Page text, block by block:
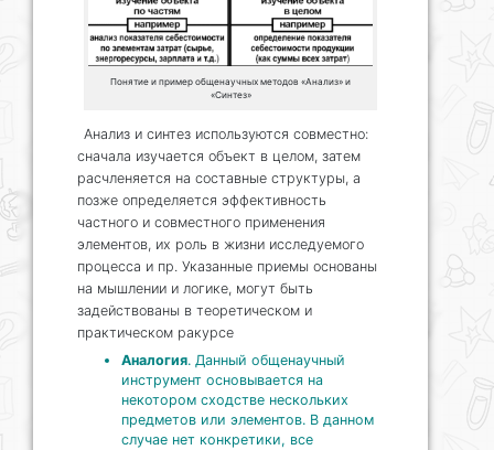
Понятие и пример общенаучных методов «Анализ» и
«Синтез»
Анализ и синтез используются совместно:
сначала изучается объект в целом, затем
расчленяется на составные структуры, а
позже определяется эффективность
частного и совместного применения
элементов, их роль в жизни исследуемого
процесса и пр. Указанные приемы основаны
на мышлении и логике, могут быть
задействованы в теоретическом и
практическом ракурсе
Аналогия. Данный общенаучный
инструмент основывается на
некотором сходстве нескольких
предметов или элементов. В данном
случае нет конкретики, все